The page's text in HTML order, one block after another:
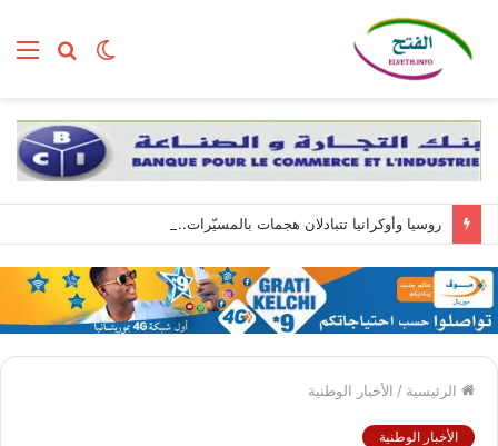
بحث الوضع
الرئيسية / الأخبار الوطنية
الأخبار الوطنية